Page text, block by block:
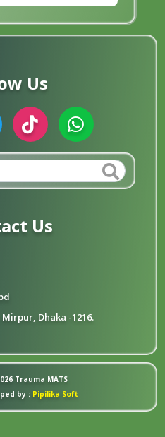
Us
Us
Dhaka -1216.
Trauma MATS
by :Pipilika Soft